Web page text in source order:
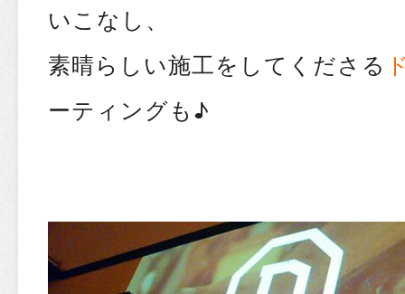
いこなし、
素晴らしい施工をしてくださる
ーティングも♪